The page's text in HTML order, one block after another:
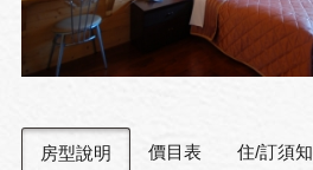
房型說明 價目表 住/訂須知